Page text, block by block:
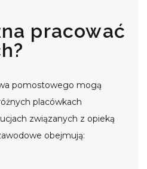
pracować
pomostowego mogą
placówkach
związanych z opieką
obejmują: